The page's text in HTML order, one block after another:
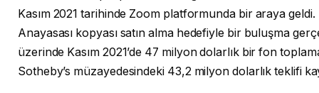
Kasım 2021 tarihinde Zoom platformunda bir araya
Anayasası kopyası satın alma hedefiyle bir buluşma
üzerinde Kasım 2021’de 47 milyon dolarlık bir fon
Sotheby’s müzayedesindeki 43,2 milyon dolarlık teklifi